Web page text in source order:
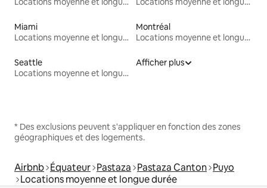
Miami
Locations moyenne et longue durée
Montréal
Locations moyenne et longue durée
Seattle
Locations moyenne et longue durée
Afficher plus
* Des exclusions peuvent s'appliquer en fonction des zones
géographiques et des logements.
Airbnb Équateur Pastaza Pastaza Canton Puyo
Locations moyenne et longue durée